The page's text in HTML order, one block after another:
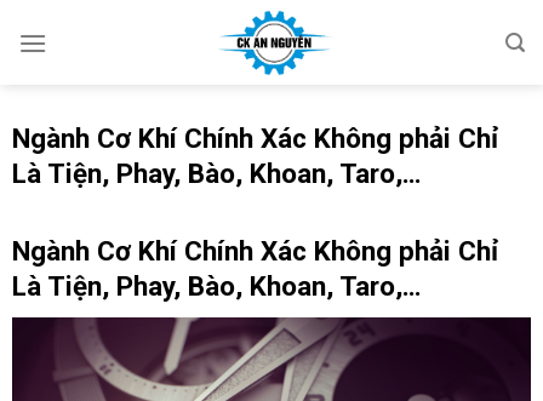
Ngành Cơ Khí Chính Xác Không phải Chỉ
Là Tiện, Phay, Bào, Khoan, Taro,…
Ngành Cơ Khí Chính Xác Không phải Chỉ
Là Tiện, Phay, Bào, Khoan, Taro,…